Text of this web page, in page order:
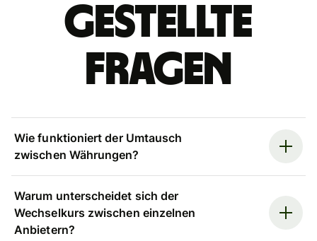
gestellte
Fragen
Wie funktioniert der Umtausch
zwischen Währungen?
Warum unterscheidet sich der
Wechselkurs zwischen einzelnen
Anbietern?